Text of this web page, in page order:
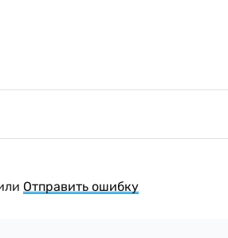
Отправить ошибку